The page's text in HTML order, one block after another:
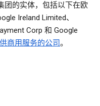
团的实体，包括以下在欧
Ireland Limited、
Corp 和 Google
商用服务的公司。